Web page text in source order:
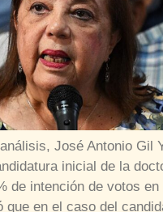
José Antonio Gil
inicial de la
de intención de votos en
que en el caso del